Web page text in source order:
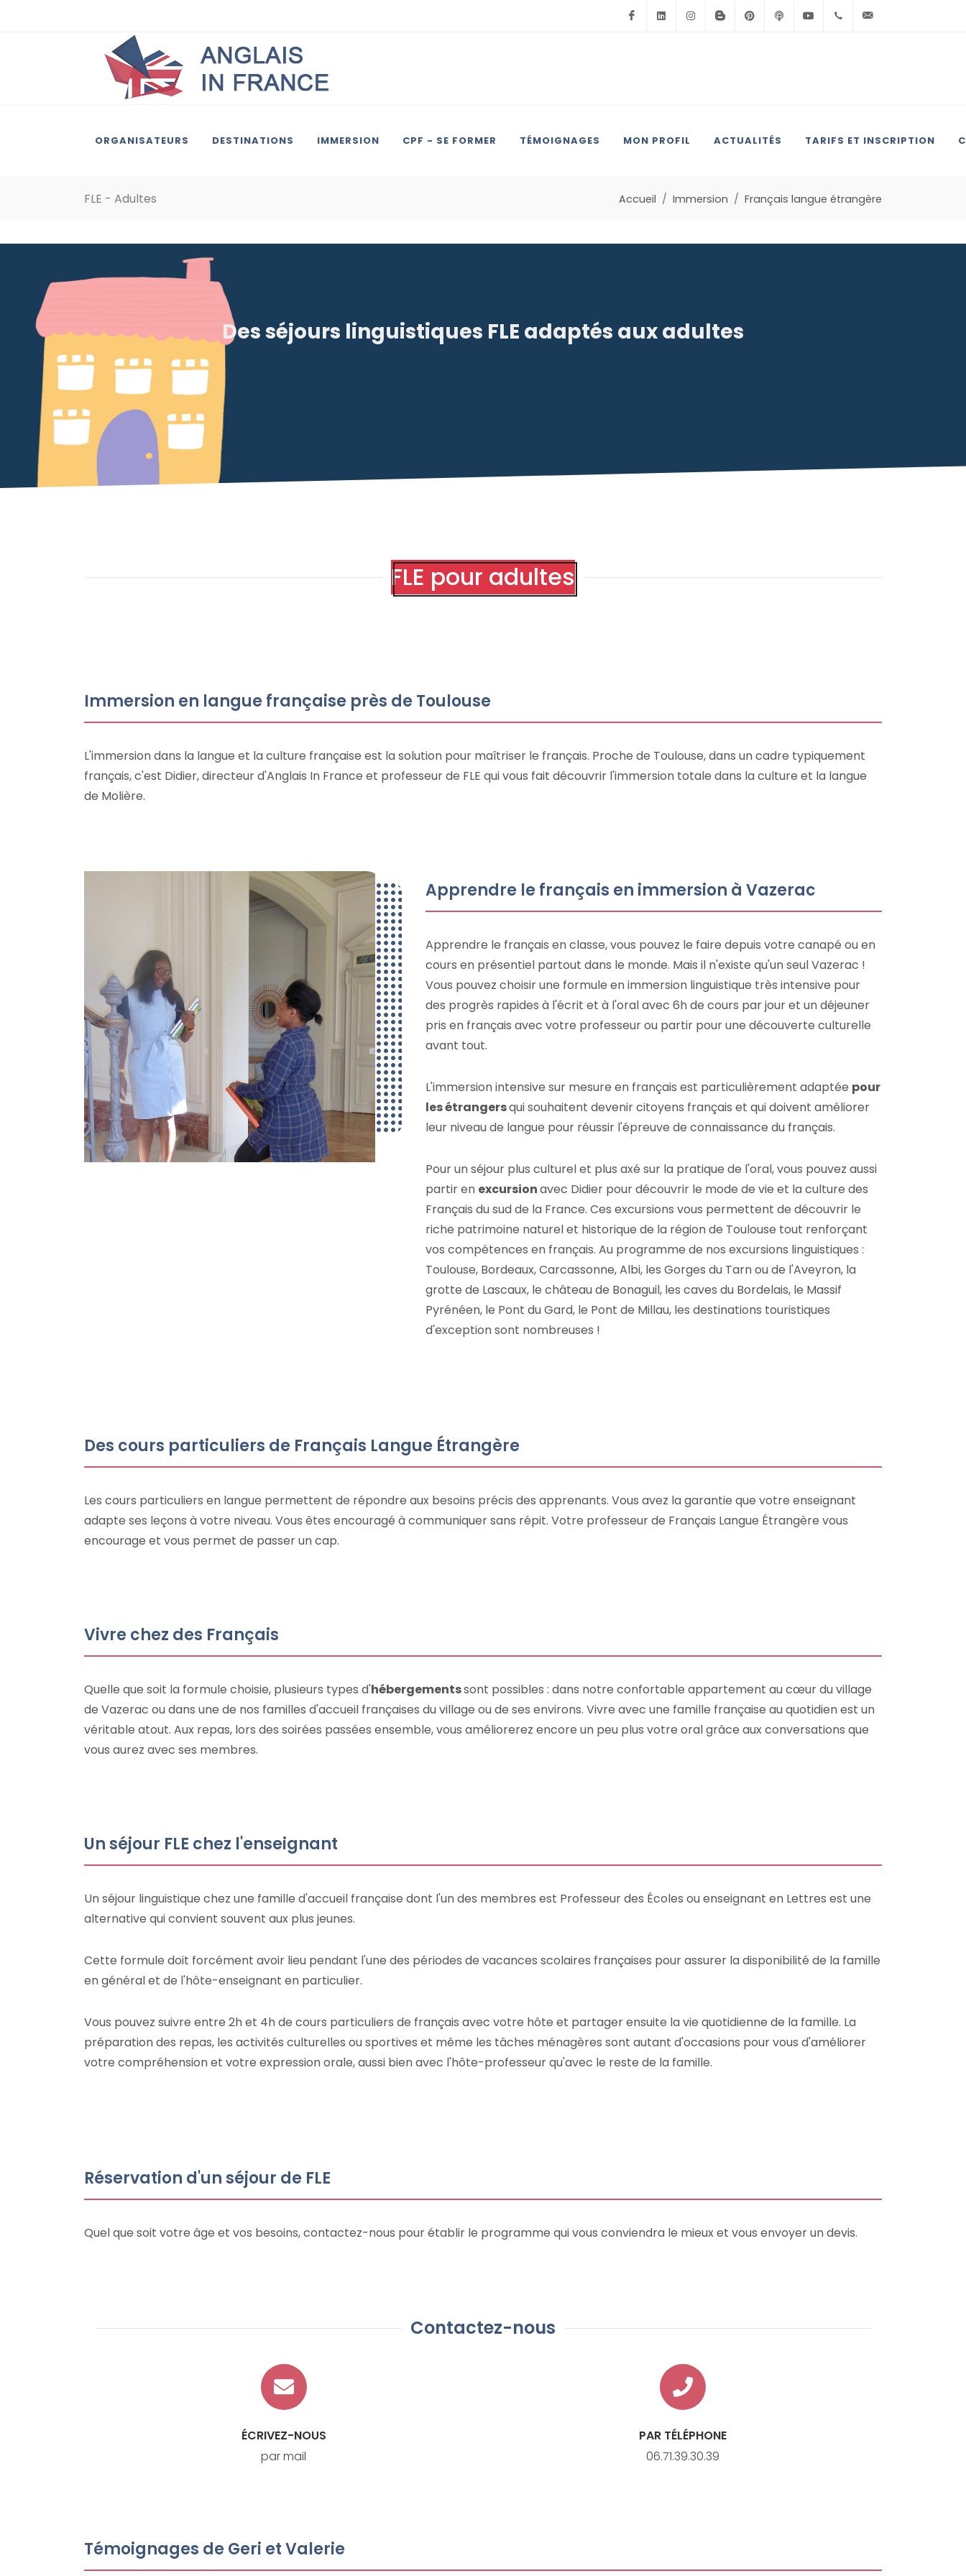
FacebookLinkedinInstagramBlogSpotPinterestPodcastYoutube+33(0)6.71.39.30.39
ORGANISATEURS DESTINATIONS IMMERSION CPF - SE FORMER TÉMOIGNAGES MON PROFIL ACTUALITÉS TARIFS ET INSCRIPTION
FLE - Adultes Accueil Immersion Français langue étrangère
Des séjours linguistiques FLE adaptés aux adultes
FLE pour adultes
Immersion en langue française près de Toulouse
L'immersion dans la langue et la culture française est la solution pour maîtriser le français. Proche de Toulouse, dans un cadre typiquement
français, c'est Didier, directeur d'Anglais In France et professeur de FLE qui vous fait découvrir l'immersion totale dans la culture et la langue
de Molière.
Apprendre le français en immersion à Vazerac
Apprendre le français en classe, vous pouvez le faire depuis votre canapé ou en
cours en présentiel partout dans le monde. Mais il n'existe qu'un seul Vazerac !
Vous pouvez choisir une formule en immersion linguistique très intensive pour
des progrès rapides à l'écrit et à l'oral avec 6h de cours par jour et un déjeuner
pris en français avec votre professeur ou partir pour une découverte culturelle
avant tout.
L'immersion intensive sur mesure en français est particulièrement adaptée pour
les étrangersqui souhaitent devenir citoyens français et qui doivent améliorer
leur niveau de langue pour réussir l'épreuve de connaissance du français.
Pour un séjour plus culturel et plus axé sur la pratique de l'oral, vous pouvez aussi
partir en excursionavec Didier pour découvrir le mode de vie et la culture des
Français du sud de la France. Ces excursions vous permettent de découvrir le
riche patrimoine naturel et historique de la région de Toulouse tout renforçant
vos compétences en français. Au programme de nos excursions linguistiques :
Toulouse, Bordeaux, Carcassonne, Albi, les Gorges du Tarn ou de l'Aveyron, la
grotte de Lascaux, le château de Bonaguil, les caves du Bordelais, le Massif
Pyrénéen, le Pont du Gard, le Pont de Millau, les destinations touristiques
d'exception sont nombreuses !
Des cours particuliers de Français Langue Étrangère
Les cours particuliers en langue permettent de répondre aux besoins précis des apprenants. Vous avez la garantie que votre enseignant
adapte ses leçons à votre niveau. Vous êtes encouragé à communiquer sans répit. Votre professeur de Français Langue Étrangère vous
encourage et vous permet de passer un cap.
Vivre chez des Français
Quelle que soit la formule choisie, plusieurs types d'hébergementssont possibles : dans notre confortable appartement au cœur du village
de Vazerac ou dans une de nos familles d'accueil françaises du village ou de ses environs. Vivre avec une famille française au quotidien est un
véritable atout. Aux repas, lors des soirées passées ensemble, vous améliorerez encore un peu plus votre oral grâce aux conversations que
vous aurez avec ses membres.
Un séjour FLE chez l'enseignant
Un séjour linguistique chez une famille d'accueil française dont l'un des membres est Professeur des Écoles ou enseignant en Lettres est une
alternative qui convient souvent aux plus jeunes.
Cette formule doit forcément avoir lieu pendant l'une des périodes de vacances scolaires françaises pour assurer la disponibilité de la famille
en général et de l'hôte-enseignant en particulier.
Vous pouvez suivre entre 2h et 4h de cours particuliers de français avec votre hôte et partager ensuite la vie quotidienne de la famille. La
préparation des repas, les activités culturelles ou sportives et même les tâches ménagères sont autant d'occasions pour vous d'améliorer
votre compréhension et votre expression orale, aussi bien avec l'hôte-professeur qu'avec le reste de la famille.
Réservation d'un séjour de FLE
Quel que soit votre âge et vos besoins, contactez-nous pour établir le programme qui vous conviendra le mieux et vous envoyer un devis.
Contactez-nous
ÉCRIVEZ-NOUS
par mail
PAR TÉLÉPHONE
06.71.39.30.39
Témoignages de Geri et Valerie